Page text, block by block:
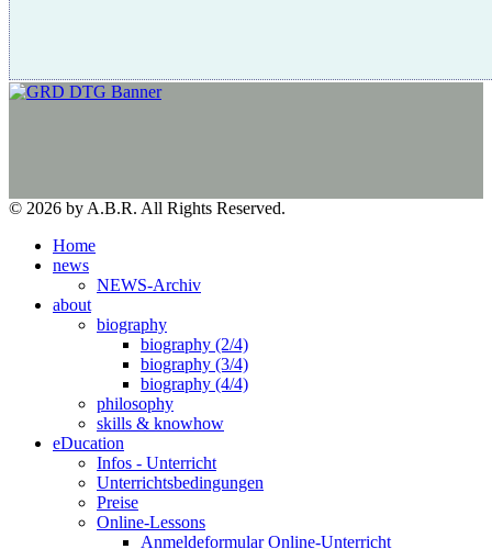
© 2026 by A.B.R. All Rights Reserved.
Home
news
NEWS-Archiv
about
biography
biography (2/4)
biography (3/4)
biography (4/4)
philosophy
skills & knowhow
eDucation
Infos - Unterricht
Unterrichtsbedingungen
Preise
Online-Lessons
Anmeldeformular Online-Unterricht